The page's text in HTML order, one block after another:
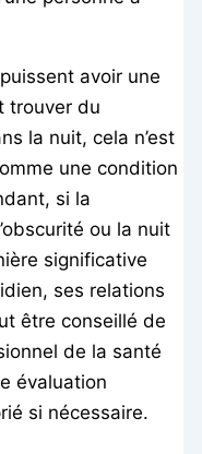
avoir une
trouver du
la nuit, cela n’est
une condition
si la
ou la nuit
significative
ses relations
être conseillé de
de la santé
évaluation
si nécessaire.